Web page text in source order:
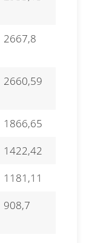
2667,8
2660,59
1866,65
1422,42
1181,11
908,7